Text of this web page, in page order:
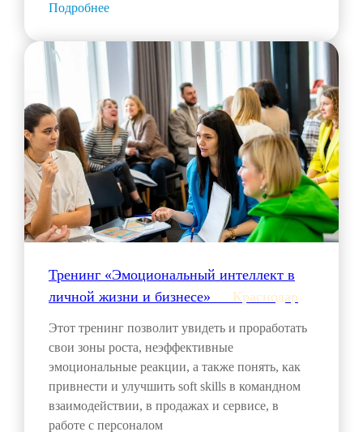
Подробнее
Тренинг «Эмоциональный интеллект в
личной жизни и бизнесе»___ Краснодар
Этот тренинг позволит увидеть и проработать
свои зоны роста, неэффективные
эмоциональные реакции, а также понять, как
привнести и улучшить soft skills в командном
взаимодействии, в продажах и сервисе, в
работе с персоналом